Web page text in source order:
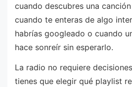
cuando descubres una
cuando te enteras de algo
habrías googleado o cuando
hace sonreír sin esperarlo.
La radio no requiere
tienes que elegir qué playlist